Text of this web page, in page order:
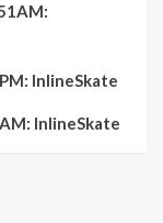
InlineSkate
InlineSkate